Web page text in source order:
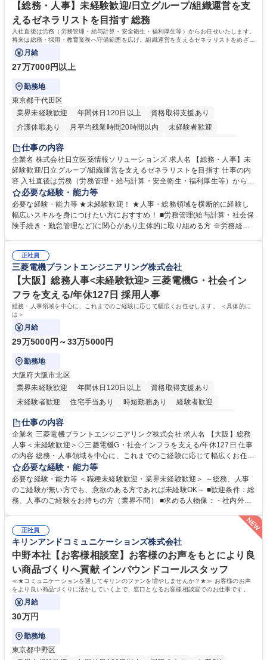
【総務・人事】未経験歓迎/日立グループ/組織運営を支
えるゼネラリストを目指す 総務
入社直後は労務（労務管理・給与計算・安全衛生・福利厚生等）からお任せいたします。
将来は総務・採用・教育業務へ守備範囲を広げ、組織運営を支えるゼネラリストをめざせ
ます。
月給
27万7000円以上
勤務地
東京都千代田区
業界未経験歓迎
年間休日120日以上
資格取得支援あり
介護休暇あり
月平均残業時間20時間以内
未経験者歓迎
住宅手当あり
育休あり
完全週休2日制 交通費支給 土日祝休み 寮・社宅あり
仕事の内容
企業名 株式会社日立医薬情報ソリューションズ 求人名 【総務・人事】未
経験歓迎/日立グループ/組織運営を支えるゼネラリストを目指す 仕事の内
容 入社直後は労務（労務管理・給与計算・安全衛生・福利厚生等）からお
任せいたします。将来は総務・採用・教育業務へ守備範囲を広げ、組織運
営を支えるゼネラリストをめざせます。 ・初期業務：労働時間管理、給与
計算、社会保険対応、福利厚生管理、安全衛生、健康経営推進等をお任せ
します。ご経験に応じて、休職者管理など、幅広く経験を積んでいただき
幅広く経験を積みたい意欲がある方に最適な環境です。 募集職種 【総
務・人事】未経験歓迎/日立グループ/組織運営を支えるゼネラリストを目
指す
必要な経験・能力等
必要な経験・能力等 ★未経験歓迎！ ★人事・総務領域を横断的に経験し
幅広いスキルを身につけたい方におすすめ！ ■労務管理(給与計算・社会保
険手続き・勤怠管理など)に関心があり主体的に取り組める方 ※労務経験
のご経験 ■労務管理（給与計算・社会保険手続き・勤怠管理など）の経験
■衛生管理者の資格をお持ちの方 学歴・資格 学歴：大学院 大学 高専 短大
専修学校 高校 語学力： 資格：
正社員
三菱電機プラントエンジニアリング株式会社
【大阪】総務人事<未経験歓迎> 三菱電機G・社会イン
フラを支える/年休127日 採用人事
総務・人事領域を中心に、これまでのご経験に応じて幅広くお任せします。 ＜具体的に
は＞
月給
29万5000円～33万5000円
勤務地
大阪府大阪市北区
業界未経験歓迎
年間休日120日以上
資格取得支援あり
未経験者歓迎
住宅手当あり 時短勤務あり
経験者歓迎
退職金あり
駅近5分以内
土日祝休み 服装自由 寮・社宅あり 食事補助あり
仕事の内容
企業名 三菱電機プラントエンジニアリング株式会社 求人名 【大阪】総務
人事＜未経験歓迎＞◇三菱電機G・社会インフラを支える/年休127日 仕事
の内容 総務・人事領域を中心に、これまでのご経験に応じて幅広くお任せ
します。 ＜具体的には＞ ・総務/人事労務（給与・社保・勤怠管理など）
・採用・教育研修 ・福利厚生運用 など ※基本的には事務所勤務ですが、
採用や教育等の業務内容により、関西圏以外への日帰り・宿泊を伴う国内
出張もございます。 ※担当業務を持ちつつ、お互いに助け合いながら、総
総務人事＜未経験歓迎＞◇三菱電機G・社会インフラを支える/年休127日
必要な経験・能力等
必要な経験・能力等 ＜職種未経験歓迎・業界未経験歓迎＞ ～総務、人事
のご経験が無い方でも、意欲のある方であれば未経験OK～ ■歓迎条件：総
務、人事のご経験をお持ちの方（業界不問） ■求める人物像：・社内外の
ミュニケーション能力を持っている方 ・人事総務領域に興味がありゼネラ
正社員
キリンアンドコミュニケーションズ株式会社
中野本社【お客様相談室】お客様のお声をもとにより良
い商品づくりへ貢献 インバウンドコールスタッフ
≪★コミュニケーションを通してキリンのファンを増やしませんか？★≫ お客様のお声
をより良い商品づくりに活かしていく上で、窓口となるお客様相談室でのお仕事です。
月給
30万円
勤務地
東京都中野区